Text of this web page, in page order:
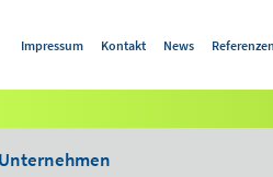
Impressum Kontakt News Referenzen
Unternehmen